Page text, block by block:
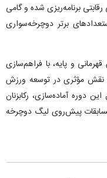
برنامه‌ریزی شده و گامی
برتر دوچرخه‌سواری
و پایه، با فراهم‌سازی
نقش مؤثری در توسعه ورزش
دوره آماده‌سازی، رکابزنان
پیش‌روی لیگ دوچرخه